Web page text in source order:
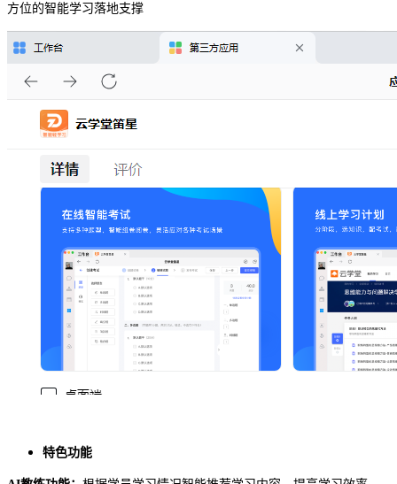
方位的智能学习落地支撑
特色功能